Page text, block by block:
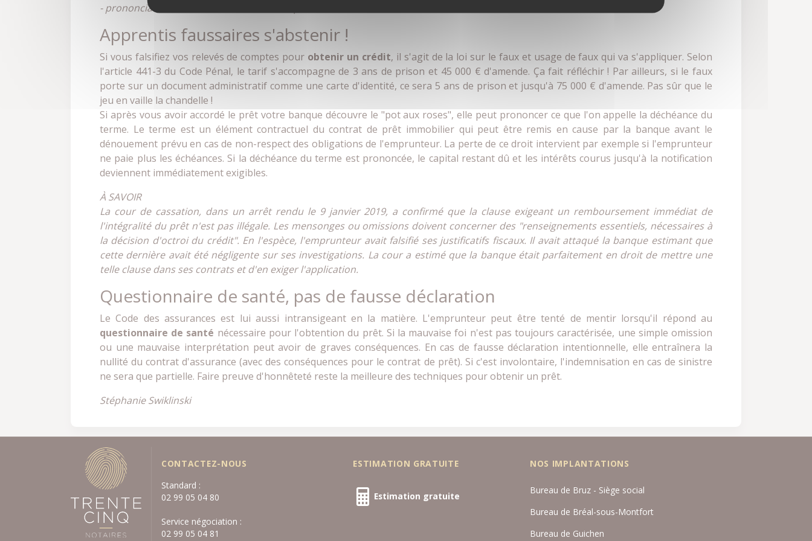
- prononciation de la déchéance du terme pour un crédit en cours.
Apprentis faussaires s'abstenir !
Si vous falsifiez vos relevés de comptes pour obtenir un crédit, il s'agit de la loi sur le faux et usage de faux qui va s'appliquer. Selon
l'article 441-3 du Code Pénal, le tarif s'accompagne de 3 ans de prison et 45 000 € d'amende. Ça fait réfléchir ! Par ailleurs, si le faux
porte sur un document administratif comme une carte d'identité, ce sera 5 ans de prison et jusqu'à 75 000 € d'amende. Pas sûr que le
jeu en vaille la chandelle !
Si après vous avoir accordé le prêt votre banque découvre le "pot aux roses", elle peut prononcer ce que l'on appelle la déchéance du
terme. Le terme est un élément contractuel du contrat de prêt immobilier qui peut être remis en cause par la banque avant le
dénouement prévu en cas de non-respect des obligations de l'emprunteur. La perte de ce droit intervient par exemple si l'emprunteur
ne paie plus les échéances. Si la déchéance du terme est prononcée, le capital restant dû et les intérêts courus jusqu'à la notification
deviennent immédiatement exigibles.
À SAVOIR
La cour de cassation, dans un arrêt rendu le 9 janvier 2019, a confirmé que la clause exigeant un remboursement immédiat de
l'intégralité du prêt n'est pas illégale. Les mensonges ou omissions doivent concerner des "renseignements essentiels, nécessaires à
la décision d'octroi du crédit". En l'espèce, l'emprunteur avait falsifié ses justificatifs fiscaux. Il avait attaqué la banque estimant que
cette dernière avait été négligente sur ses investigations. La cour a estimé que la banque était parfaitement en droit de mettre une
telle clause dans ses contrats et d'en exiger l'application.
Questionnaire de santé, pas de fausse déclaration
Le Code des assurances est lui aussi intransigeant en la matière. L'emprunteur peut être tenté de mentir lorsqu'il répond au
questionnaire de santé nécessaire pour l'obtention du prêt. Si la mauvaise foi n'est pas toujours caractérisée, une simple omission
ou une mauvaise interprétation peut avoir de graves conséquences. En cas de fausse déclaration intentionnelle, elle entraînera la
nullité du contrat d'assurance (avec des conséquences pour le contrat de prêt). Si c'est involontaire, l'indemnisation en cas de sinistre
ne sera que partielle. Faire preuve d'honnêteté reste la meilleure des techniques pour obtenir un prêt.
Stéphanie Swiklinski
CONTACTEZ-NOUS
Standard :
02 99 05 04 80
Service négociation :
02 99 05 04 81
ESTIMATION GRATUITE
Estimation gratuite
NOS IMPLANTATIONS
Bureau de Bruz - Siège social
Bureau de Bréal-sous-Montfort
Bureau de Guichen